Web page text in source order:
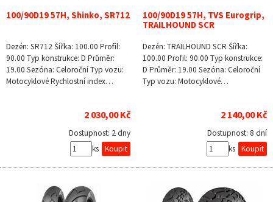
100/90D19 57H, Shinko, SR712
Dezén: SR712 Šířka: 100.00 Profil:
90.00 Typ konstrukce: D Průměr:
19.00 Sezóna: Celoroční Typ vozu:
Motocyklové Rychlostní index…
2 030,00 Kč
Dostupnost: 2 dny
ks
100/90D19 57H, TVS Eurogrip,
TRAILHOUND SCR
Dezén: TRAILHOUND SCR Šířka:
100.00 Profil: 90.00 Typ konstrukce:
D Průměr: 19.00 Sezóna: Celoroční
Typ vozu: Motocyklové…
2 140,00 Kč
Dostupnost: 8 dní
ks